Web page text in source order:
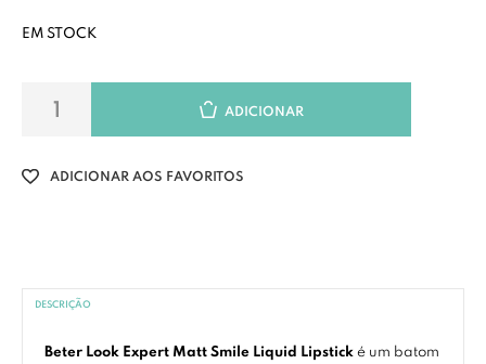
EM STOCK
ADICIONAR
ADICIONAR AOS FAVORITOS
DESCRIÇÃO
Beter Look Expert Matt Smile Liquid Lipstick é um batom